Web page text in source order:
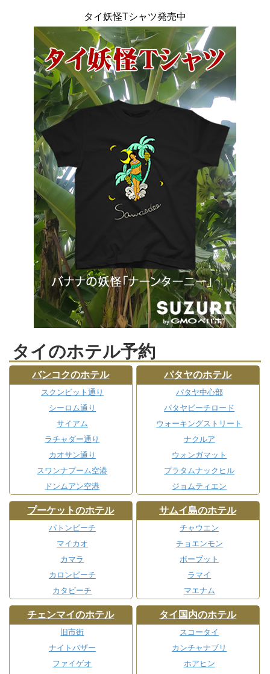
タイ妖怪Tシャツ発売中
タイのホテル予約
バンコクのホテル
スクンビット通り
シーロム通り
サイアム
ラチャダー通り
カオサン通り
スワンナプーム空港
ドンムアン空港
パタヤのホテル
パタヤ中心部
パタヤビーチロード
ウォーキングストリート
ナクルア
ウォンガマット
プラタムナックヒル
ジョムティエン
プーケットのホテル
パトンビーチ
マイカオ
カマラ
カロンビーチ
カタビーチ
サムイ島のホテル
チャウエン
チョエンモン
ボープット
ラマイ
マエナム
チェンマイのホテル
旧市街
ナイトバザー
ファイゲオ
タイ国内のホテル
スコータイ
カンチャナブリ
ホアヒン